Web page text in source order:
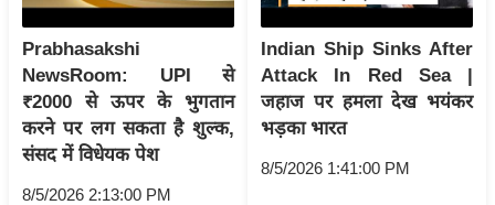
र्म
स्थ
ल
व्र
त
त्यो
हा
Prabhasakshi
NewsRoom: UPI से
₹2000 से ऊपर के भुगतान
करने पर लग सकता है शुल्क,
संसद में विधेयक पेश
8/5/2026 2:13:00 PM
Indian Ship Sinks After
Attack In Red Sea |
जहाज पर हमला देख भयंकर
भड़का भारत
8/5/2026 1:41:00 PM